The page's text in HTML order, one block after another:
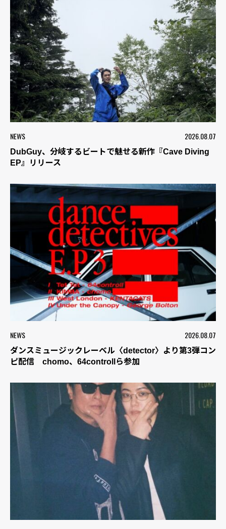
NEWS 2026.08.07
DubGuy、分岐するビートで魅せる新作『Cave Diving
EP』リリース
NEWS 2026.08.07
ダンスミュージックレーベル〈detector〉より第3弾コン
ピ配信 chomo、64controllら参加